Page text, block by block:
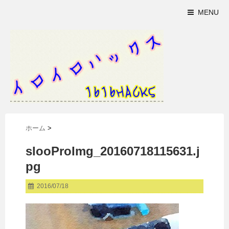
MENU
ホーム >
slooProImg_20160718115631.j
pg
2016/07/18